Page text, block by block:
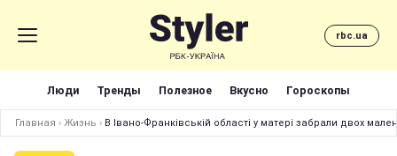
rbc.ua
Люди Тренды Полезное Вкусно Гороскопы
Главная › Жизнь › В Івано-Франківській області у матері забрали двох